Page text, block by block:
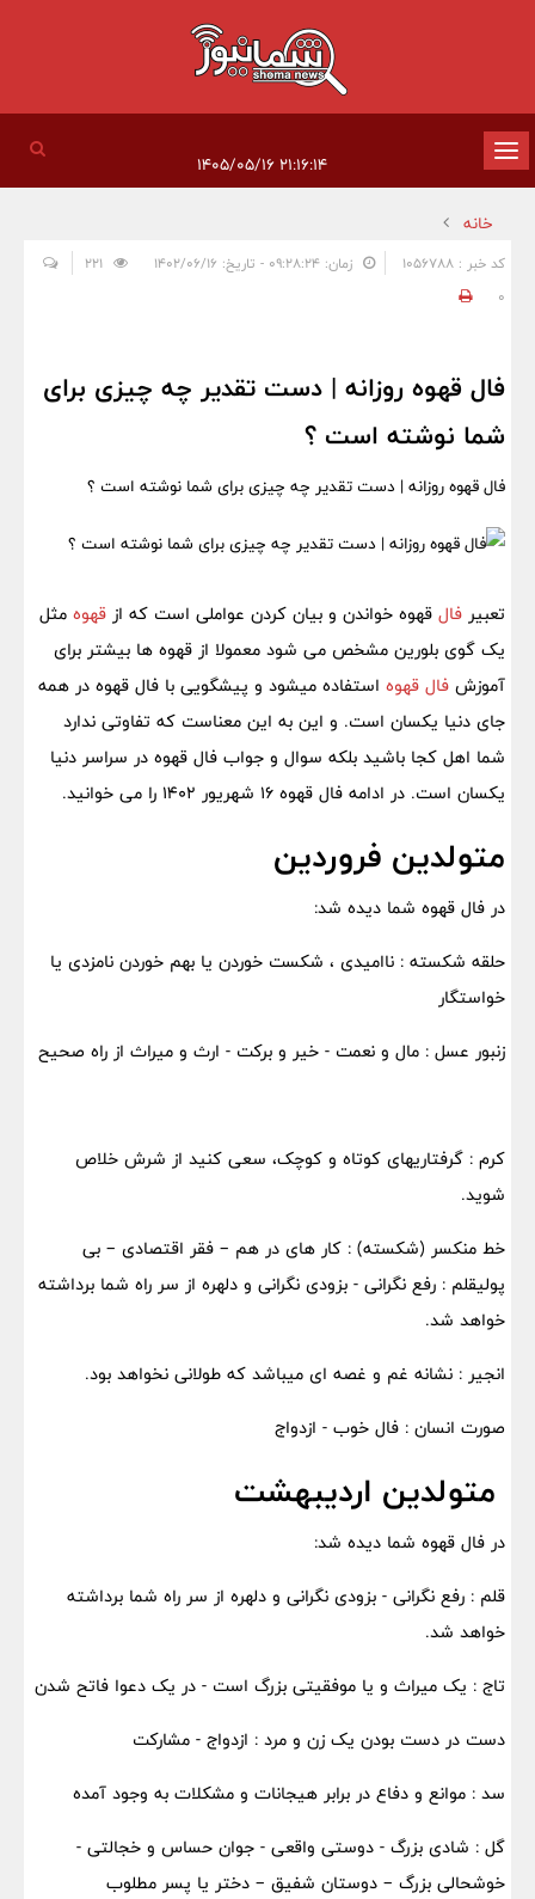
تغییر
وضعیت
ناوبری
خانه
کد خبر : 1056788 زمان: ۰۹:۲۸:۲۴ - تاریخ: ۱۴۰۲/۰۶/۱۶
0
فال قهوه روزانه | دست تقدیر چه چیزی برای
شما نوشته است ؟
فال قهوه روزانه | دست تقدیر چه چیزی برای شما نوشته است ؟
تعبیر فال قهوه خواندن و بیان کردن عواملی است که از قهوه مثل
یک گوی بلورین مشخص می شود معمولا از قهوه ها بیشتر برای
آموزش فال قهوه استفاده میشود و پیشگویی با فال قهوه در همه
جای دنیا یکسان است. و این به این معناست که تفاوتی ندارد
شما اهل کجا باشید بلکه سوال و جواب فال قهوه در سراسر دنیا
یکسان است. در ادامه فال قهوه 16 شهریور 1402 را می خوانید.
متولدین فروردین
در فال قهوه شما دیده شد:
حلقه شکسته : ناامیدی ، شکست خوردن یا بهم خوردن نامزدی یا
خواستگار
زنبور عسل : مال و نعمت - خیر و برکت - ارث و میراث از راه صحیح
کرم : گرفتاریهای کوتاه و کوچک، سعی کنید از شرش خلاص
شوید.
خط منکسر (شکسته) : کار های در هم – فقر اقتصادی – بی
پولیقلم : رفع نگرانی - بزودی نگرانی و دلهره از سر راه شما برداشته
خواهد شد.
انجیر : نشانه غم و غصه ای میباشد که طولانی نخواهد بود.
صورت انسان : فال خوب - ازدواج
متولدین اردیبهشت
در فال قهوه شما دیده شد:
قلم : رفع نگرانی - بزودی نگرانی و دلهره از سر راه شما برداشته
خواهد شد.
تاج : یک میراث و یا موفقیتی بزرگ است - در یک دعوا فاتح شدن
دست در دست بودن یک زن و مرد : ازدواج - مشارکت
سد : موانع و دفاع در برابر هیجانات و مشکلات به وجود آمده
گل : شادی بزرگ - دوستی واقعی - جوان حساس و خجالتی -
خوشحالی بزرگ – دوستان شفیق – دختر یا پسر مطلوب